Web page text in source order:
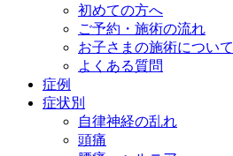
初めての方へ
ご予約・施術の流れ
お子さまの施術について
よくある質問
症例
症状別
自律神経の乱れ
頭痛